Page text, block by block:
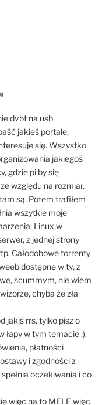
dvbt na usb
jakieś portale,
się. Wszystko
jakiegoś
gdzie pi by się
względu na rozmiar.
są. Potem trafiłem
wszytkie moje
Linux w
z jednej strony
Całodobowe torrenty
dostępne w tv, z
scummvm, nie wiem
chyba że zła
jakiś rrs, tylko pisz o
łapy w tym temacie :).
płatności
i zgodności z
oczekiwania i co
więc na to MELE więc